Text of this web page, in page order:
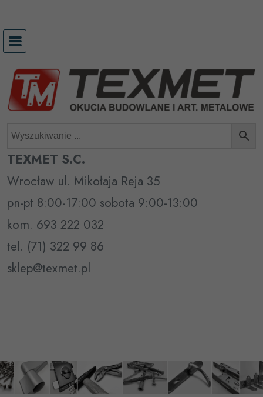
treści
TEXMET S.C.
Wrocław ul. Mikołaja Reja 35
pn-pt 8:00-17:00 sobota 9:00-13:00
kom. 693 222 032
tel. (71) 322 99 86
sklep@texmet.pl